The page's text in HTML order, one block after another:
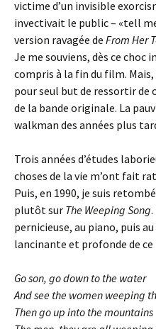
victime d’un invisible
invectivait le public – «tell
version ravagée de From Her
Je me souviens, dès ce choc
compris à la fin du film.
pour seul but de ressortir de
de la bande originale. La
walkman des années plus
Trois années d’études
choses de la vie m’ont fait
Puis, en 1990, je suis
plutôt sur The Weeping Song
pernicieuse, au piano, puis
lancinante et profonde de ce
Go son, go down to the water
And see the women weeping
Then go up into the mountains